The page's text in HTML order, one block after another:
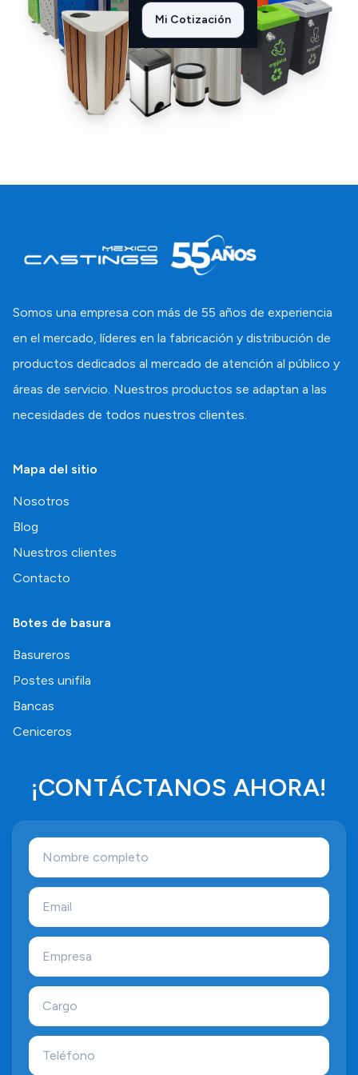
Mi Cotización
Somos una empresa con más de 55 años de experiencia
en el mercado, líderes en la fabricación y distribución de
productos dedicados al mercado de atención al público y
áreas de servicio. Nuestros productos se adaptan a las
necesidades de todos nuestros clientes.
Mapa del sitio
Nosotros
Blog
Nuestros clientes
Contacto
Botes de basura
Basureros
Postes unifila
Bancas
Ceniceros
¡CONTÁCTANOS AHORA!